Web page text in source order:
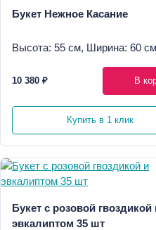
Букет Нежное Касание
Высота: 55 см, Ширина: 60 см
10 380 ₽ В
Купить в 1 клик
Букет с розовой гвоздикой
эвкалиптом 35 шт